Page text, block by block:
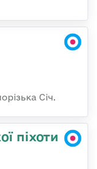
Січ.
піхоти